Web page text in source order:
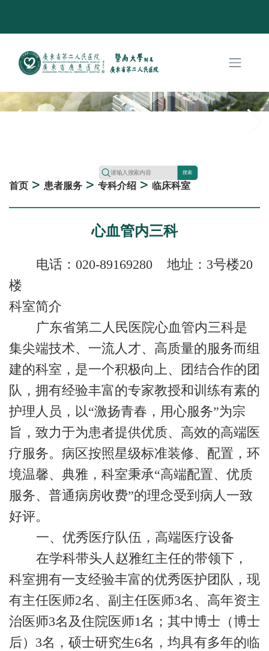
搜索
首页 > 患者服务 > 专科介绍 >临床科室
心血管内三科
电话：020-89169280 地址：3号楼20
楼
科室简介
广东省第二人民医院心血管内三科是
集尖端技术、一流人才、高质量的服务而组
建的科室，是一个积极向上、团结合作的团
队，拥有经验丰富的专家教授和训练有素的
护理人员，以“激扬青春，用心服务”为宗
旨，致力于为患者提供优质、高效的高端医
疗服务。病区按照星级标准装修、配置，环
境温馨、典雅，科室秉承“高端配置、优质
服务、普通病房收费”的理念受到病人一致
好评。
一、优秀医疗队伍，高端医疗设备
在学科带头人赵雅红主任的带领下，
科室拥有一支经验丰富的优秀医护团队，现
有主任医师2名、副主任医师3名、高年资主
治医师3名及住院医师1名；其中博士（博士
后）3名，硕士研究生6名，均具有多年的临